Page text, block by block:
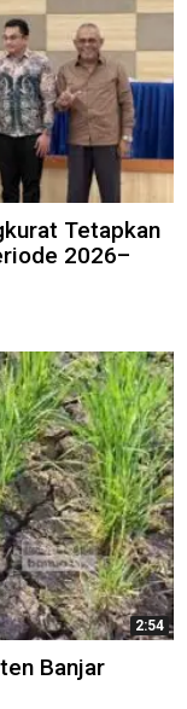
Tetapkan
2026–
2:54
Banjar